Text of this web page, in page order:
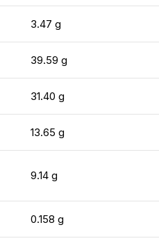
3.47 g
39.59 g
31.40 g
13.65 g
9.14 g
0.158 g